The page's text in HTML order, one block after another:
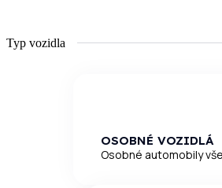
Typ vozidla
OSOBNÉ VOZIDLÁ
Osobné automobily